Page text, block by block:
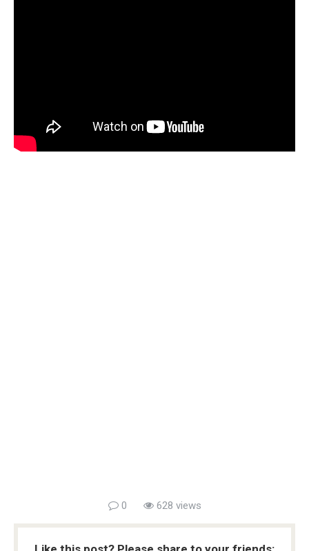
0 628 views